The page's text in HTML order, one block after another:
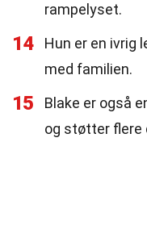
rampelyset.
14
Hun er en ivrig
med familien.
15
Blake er også
og støtter flere